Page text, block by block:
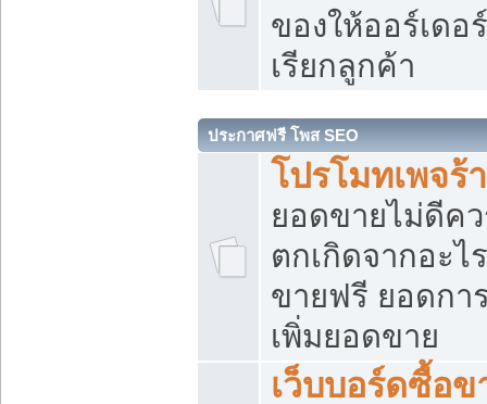
ของให้ออร์เดอ
เรียกลูกค้า
ประกาศฟรี โพส SEO
โปรโมทเพจร้
ยอดขายไม่ดีค
ตกเกิดจากอะไ
ขายฟรี ยอดกา
เพิ่มยอดขาย
เว็บบอร์ดซื้อข